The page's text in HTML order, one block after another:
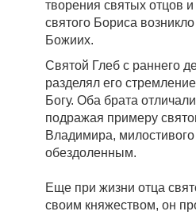
творения святых отцов
святого Бориса
Божиих.
Святой Глеб с раннего
разделял его
Богу. Оба брата
подражая примеру
Владимира,
обездоленным.
Еще при жизни отца
своим княжеством, он